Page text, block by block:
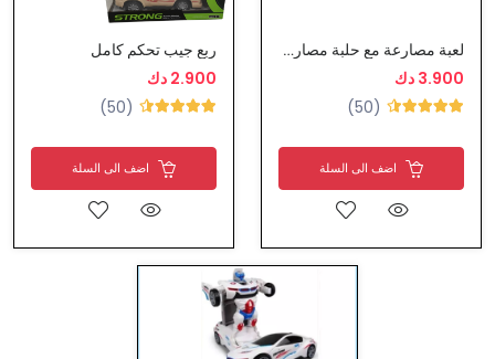
لعبة مصارعة مع حلبة مصارعة
3.900 دك
(50)
اضف الى السلة
ربع جيب تحكم كامل
2.900 دك
(50)
اضف الى السلة